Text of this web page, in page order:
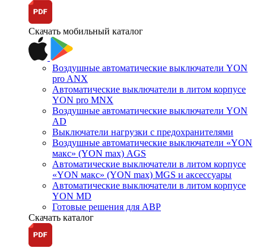
Скачать мобильный каталог
Воздушные автоматические выключатели YON
pro ANX
Автоматические выключатели в литом корпусе
YON pro MNX
Воздушные автоматические выключатели YON
AD
Выключатели нагрузки с предохранителями
Воздушные автоматические выключатели «YON
макс» (YON max) AGS
Автоматические выключатели в литом корпусе
«YON макс» (YON max) MGS и аксессуары
Автоматические выключатели в литом корпусе
YON MD
Готовые решения для АВР
Скачать каталог